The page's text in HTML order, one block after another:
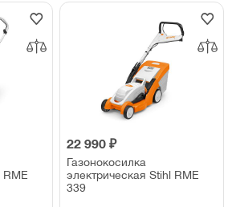
RME
22 990 ₽
Газонокосилка
электрическая Stihl RME
339